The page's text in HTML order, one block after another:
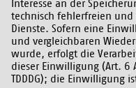
Interesse an der
technisch fehlerfreien
Dienste. Sofern eine
und vergleichbaren
wurde, erfolgt die
dieser Einwilligung (Art. 6
TDDDG); die Einwilligung